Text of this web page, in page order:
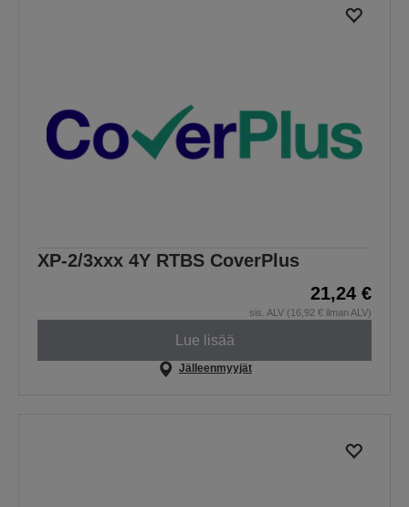
XP-2/3xxx 4Y RTBS CoverPlus
21,24 €
sis. ALV (16,92 € ilman ALV)
Lue lisää
Jälleenmyyjät